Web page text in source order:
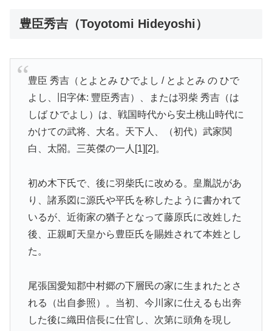
豊臣秀吉（Toyotomi Hideyoshi）
豊臣 秀吉（とよとみ ひでよし / とよとみ の ひで
よし、旧字体: 豐臣秀吉）、または羽柴 秀吉（は
しば ひでよし）は、戦国時代から安土桃山時代に
かけての武将、大名。天下人、（初代）武家関
白、太閤。三英傑の一人[1][2]。
初め木下氏で、後に羽柴氏に改める。皇胤説があ
り、諸系図に源氏や平氏を称したように書かれて
いるが、近衛家の猶子となって藤原氏に改姓した
後、正親町天皇から豊臣氏を賜姓されて本姓とし
た。
尾張国愛知郡中村郷の下層民の家に生まれたとさ
れる（出自参照）。当初、今川家に仕えるも出奔
した後に織田信長に仕官し、次第に頭角を現し